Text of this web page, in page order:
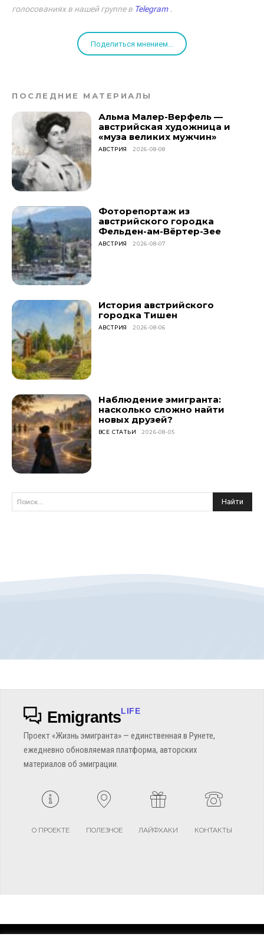
голосованиях в нашей группе в Telegram.
Поделиться мнением...
ПОСЛЕДНИЕ МАТЕРИАЛЫ
Альма Малер-Верфель —
австрийская художница и
«муза великих мужчин»
АВСТРИЯ 2026-08-08
Фоторепортаж из
австрийского городка
Фельден-ам-Вёртер-Зее
АВСТРИЯ 2026-08-07
История австрийского
городка Тишен
АВСТРИЯ 2026-08-06
Наблюдение эмигранта:
насколько сложно найти
новых друзей?
ВСЕ СТАТЬИ 2026-08-05
Поиск... Найти
EmigrantsLIFE
Проект «Жизнь эмигранта» — единственная в Рунете,
ежедневно обновляемая платформа, авторских
материалов об эмиграции.
О ПРОЕКТЕ ПОЛЕЗНОЕ ЛАЙФХАКИ КОНТАКТЫ